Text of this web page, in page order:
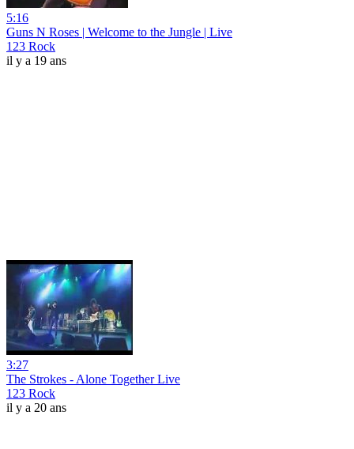
5:16
Guns N Roses | Welcome to the Jungle | Live
123 Rock
il y a 19 ans
3:27
The Strokes - Alone Together Live
123 Rock
il y a 20 ans